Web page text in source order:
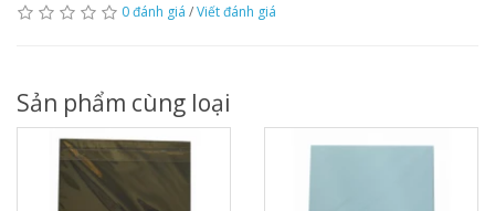
0 đánh giá /Viết đánh giá
Sản phẩm cùng loại